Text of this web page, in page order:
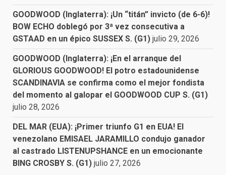
GOODWOOD (Inglaterra): ¡Un “titán” invicto (de 6-6)!
BOW ECHO doblegó por 3ª vez consecutiva a
GSTAAD en un épico SUSSEX S. (G1) julio 29, 2026
GOODWOOD (Inglaterra): ¡En el arranque del
GLORIOUS GOODWOOD! El potro estadounidense
SCANDINAVIA se confirma como el mejor fondista
del momento al galopar el GOODWOOD CUP S. (G1)
julio 28, 2026
DEL MAR (EUA): ¡Primer triunfo G1 en EUA! El
venezolano EMISAEL JARAMILLO condujo ganador
al castrado LISTENUPSHANCE en un emocionante
BING CROSBY S. (G1) julio 27, 2026